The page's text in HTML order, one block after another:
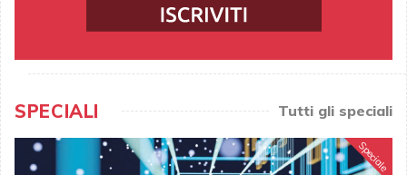
SPECIALI Tutti gli speciali
Speciale